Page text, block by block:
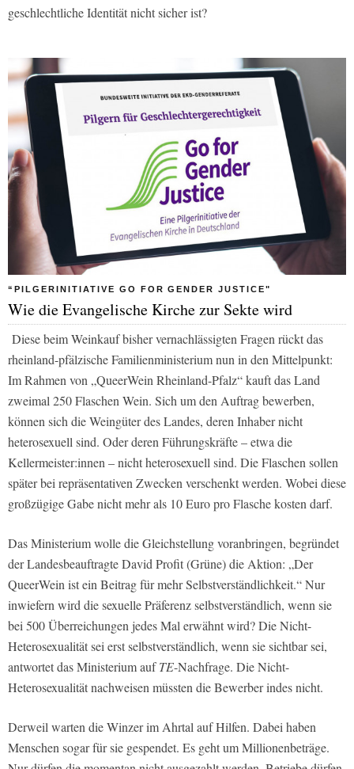
geschlechtliche Identität nicht sicher ist?
“PILGERINITIATIVE GO FOR GENDER JUSTICE"
Wie die Evangelische Kirche zur Sekte wird
Diese beim Weinkauf bisher vernachlässigten Fragen rückt das
rheinland-pfälzische Familienministerium nun in den Mittelpunkt:
Im Rahmen von „QueerWein Rheinland-Pfalz“ kauft das Land
zweimal 250 Flaschen Wein. Sich um den Auftrag bewerben,
können sich die Weingüter des Landes, deren Inhaber nicht
heterosexuell sind. Oder deren Führungskräfte – etwa die
Kellermeister:innen – nicht heterosexuell sind. Die Flaschen sollen
später bei repräsentativen Zwecken verschenkt werden. Wobei diese
großzügige Gabe nicht mehr als 10 Euro pro Flasche kosten darf.
Das Ministerium wolle die Gleichstellung voranbringen, begründet
der Landesbeauftragte David Profit (Grüne) die Aktion: „Der
QueerWein ist ein Beitrag für mehr Selbstverständlichkeit.“ Nur
inwiefern wird die sexuelle Präferenz selbstverständlich, wenn sie
bei 500 Überreichungen jedes Mal erwähnt wird? Die Nicht-
Heterosexualität sei erst selbstverständlich, wenn sie sichtbar sei,
antwortet das Ministerium aufTE-Nachfrage. Die Nicht-
Heterosexualität nachweisen müssten die Bewerber indes nicht.
Derweil warten die Winzer im Ahrtal auf Hilfen. Dabei haben
Menschen sogar für sie gespendet. Es geht um Millionenbeträge.